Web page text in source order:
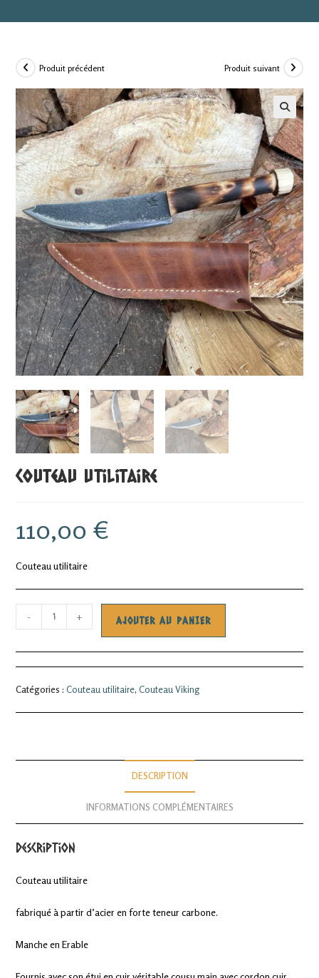
Produit précédent Produit suivant
Couteau utilitaire
110,00 €
Couteau utilitaire
de
utilitaire
- + AJOUTER AU PANIER
Catégories : Couteau utilitaire, Couteau Viking
DESCRIPTION
INFORMATIONS COMPLÉMENTAIRES
Description
Couteau utilitaire
fabriqué à partir d’acier en forte teneur carbone.
Manche en Erable